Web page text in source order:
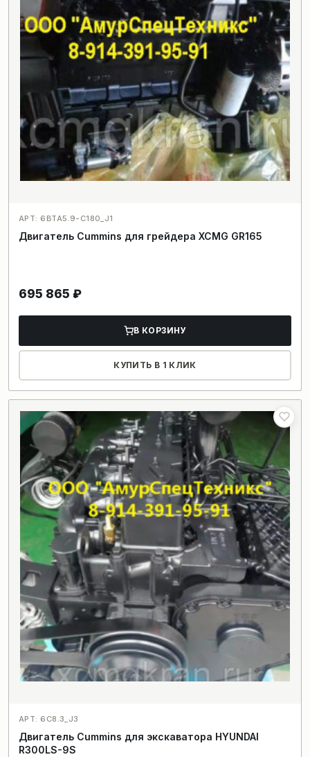
АРТ: 6BTA5.9-C180_J1
Двигатель Cummins для грейдера XCMG GR165
695 865 ₽
В КОРЗИНУ
КУПИТЬ В 1 КЛИК
АРТ: 6C8.3_J3
Двигатель Cummins для экскаватора HYUNDAI
R300LS-9S